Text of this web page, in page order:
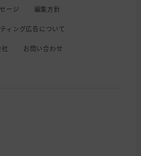
ージ 編集方針
ィング広告について
お問い合わせ